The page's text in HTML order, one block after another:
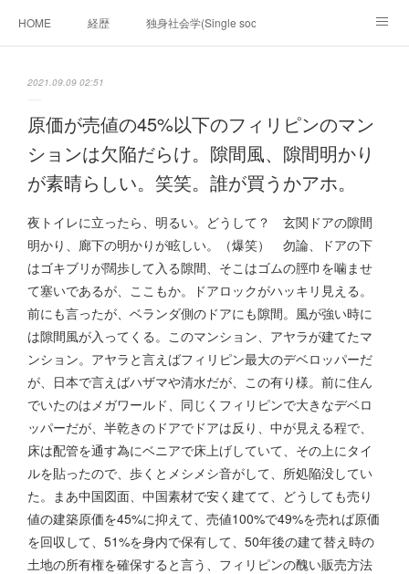
HOME 経歴 独身社会学(Single sociology)と高齢化社会学
移動出来て、工場で作る建物。未来２１００研究所
フィリピンの問題点 フィリピンの歴史
フィリピン経済談義 ファッションを考える 漫画
未来２１００研究所他のアイデアマニラ男の手料理 総集編
https://globalclub.amebaownd.com/
2021.09.09 02:51
原価が売値の45%以下のフィリピンのマン
ションは欠陥だらけ。隙間風、隙間明かり
が素晴らしい。笑笑。誰が買うかアホ。
夜トイレに立ったら、明るい。どうして？ 玄関ドアの隙間
明かり、廊下の明かりが眩しい。（爆笑） 勿論、ドアの下
はゴキブリが闊歩して入る隙間、そこはゴムの脛巾を噛ませ
て塞いであるが、ここもか。ドアロックがハッキリ見える。
前にも言ったが、ベランダ側のドアにも隙間。風が強い時に
は隙間風が入ってくる。このマンション、アヤラが建てたマ
ンション。アヤラと言えばフィリピン最大のデベロッパーだ
が、日本で言えばハザマや清水だが、この有り様。前に住ん
でいたのはメガワールド、同じくフィリピンで大きなデベロ
ッパーだが、半乾きのドアでドアは反り、中が見える程で、
床は配管を通す為にベニアで床上げしていて、その上にタイ
ルを貼ったので、歩くとメシメシ音がして、所処陥没してい
た。まあ中国図面、中国素材で安く建てて、どうしても売り
値の建築原価を45%に抑えて、売値100%で49%を売れば原価
を回収して、51%を身内で保有して、50年後の建て替え時の
土地の所有権を確保すると言う、フィリピンの醜い販売方法